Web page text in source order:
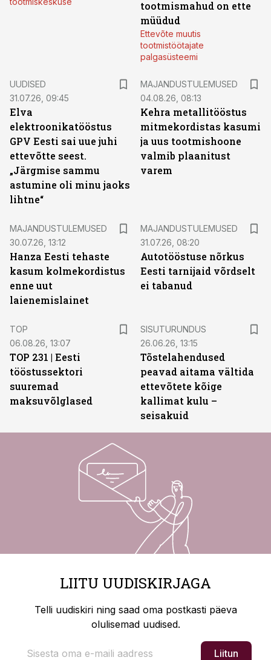
tootmismahud on ette
müüdud
Ettevõte muutis
tootmistöötajate
palgasüsteemi
UUDISED
31.07.26, 09:45
Elva
elektroonikatööstus
GPV Eesti sai uue juhi
ettevõtte seest.
„Järgmise sammu
astumine oli minu jaoks
lihtne“
MAJANDUSTULEMUSED
04.08.26, 08:13
Kehra metallitööstus
mitmekordistas kasumi
ja uus tootmishoone
valmib plaanitust
varem
MAJANDUSTULEMUSED
30.07.26, 13:12
Hanza Eesti tehaste
kasum kolmekordistus
enne uut
laienemislainet
MAJANDUSTULEMUSED
31.07.26, 08:20
Autotööstuse nõrkus
Eesti tarnijaid võrdselt
ei tabanud
TOP
06.08.26, 13:07
TOP 231 | Eesti
tööstussektori
suuremad
maksuvõlglased
SISUTURUNDUS
26.06.26, 13:15
Tõstelahendused
peavad aitama vältida
ettevõtete kõige
kallimat kulu –
seisakuid
LIITU UUDISKIRJAGA
Telli uudiskiri ning saad oma postkasti päeva
olulisemad uudised.
Liitun